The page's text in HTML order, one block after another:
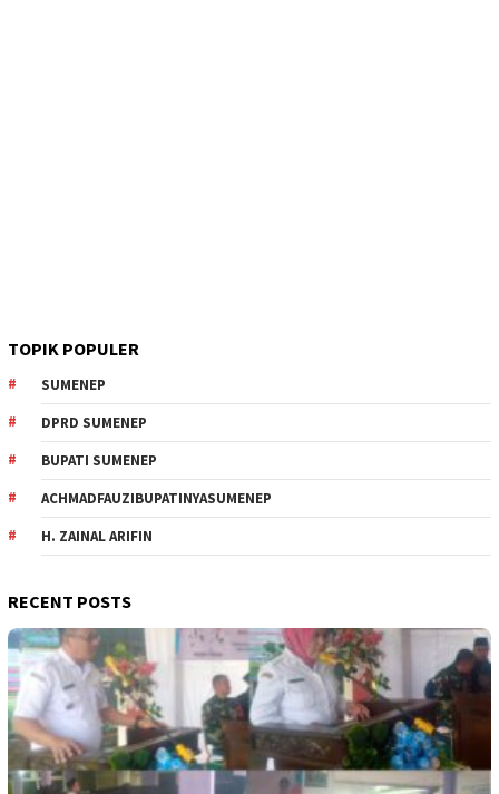
TOPIK POPULER
SUMENEP
DPRD SUMENEP
BUPATI SUMENEP
ACHMADFAUZIBUPATINYASUMENEP
H. ZAINAL ARIFIN
RECENT POSTS